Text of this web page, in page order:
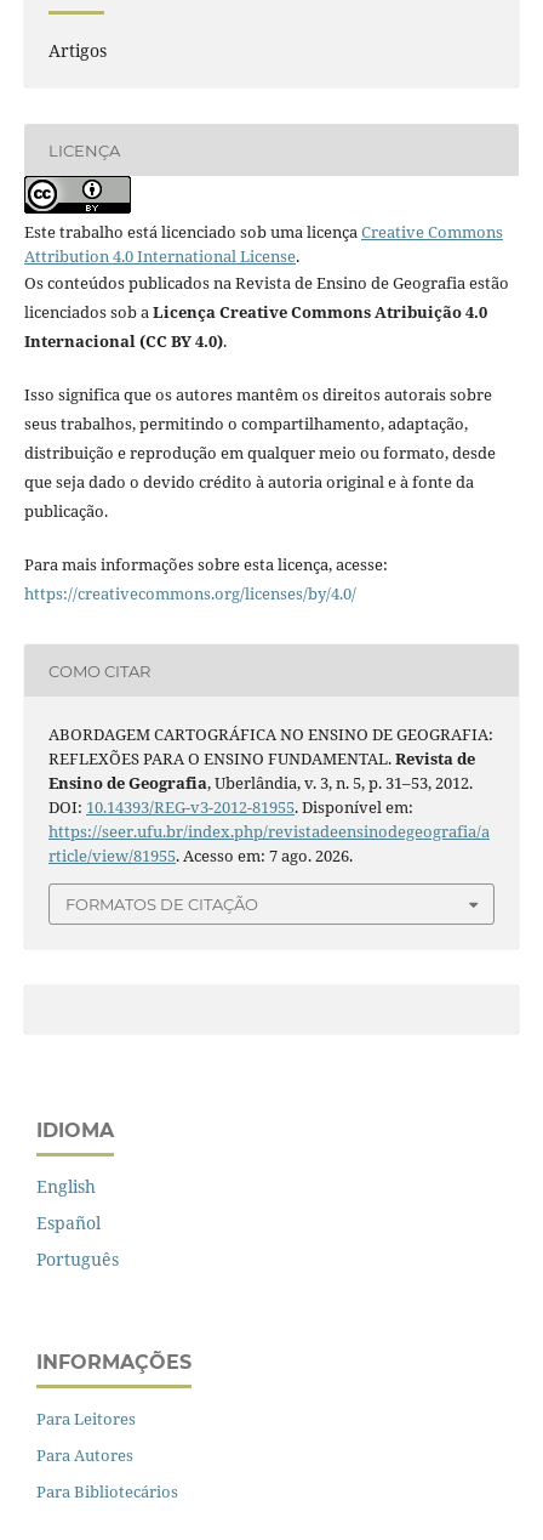
Artigos
LICENÇA
Este trabalho está licenciado sob uma licençaCreative Commons
Attribution 4.0 International License.
Os conteúdos publicados na Revista de Ensino de Geografia estão
licenciados sob aLicença Creative Commons Atribuição 4.0
Internacional (CC BY 4.0).
Isso significa que os autores mantêm os direitos autorais sobre
seus trabalhos, permitindo o compartilhamento, adaptação,
distribuição e reprodução em qualquer meio ou formato, desde
que seja dado o devido crédito à autoria original e à fonte da
publicação.
Para mais informações sobre esta licença, acesse:
https://creativecommons.org/licenses/by/4.0/
COMO CITAR
ABORDAGEM CARTOGRÁFICA NO ENSINO DE GEOGRAFIA:
REFLEXÕES PARA O ENSINO FUNDAMENTAL.Revista de
Ensino de Geografia, Uberlândia, v. 3, n. 5, p. 31–53, 2012.
DOI: 10.14393/REG-v3-2012-81955. Disponível em:
https://seer.ufu.br/index.php/revistadeensinodegeografia/a
rticle/view/81955. Acesso em: 7 ago. 2026.
FORMATOS DE CITAÇÃO
IDIOMA
English
Español
Português
INFORMAÇÕES
Para Leitores
Para Autores
Para Bibliotecários